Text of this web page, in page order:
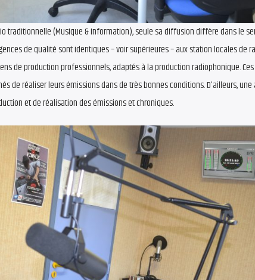
traditionnelle (Musique & information), seule sa diffusion diffère dans le
de qualité sont identiques – voir supérieures – aux station locales de
de production professionnels, adaptés à la production radiophonique.
de réaliser leurs émissions dans de très bonnes conditions. D’ailleurs,
et de réalisation des émissions et chroniques.